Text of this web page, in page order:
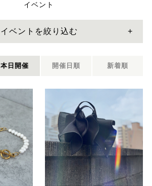
イベント
イベントを絞り込む
本日開催 開催日順 新着順